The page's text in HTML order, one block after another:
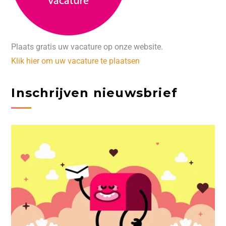
Plaats gratis uw vacature op onze website.
Klik hier om uw vacature te plaatsen
Inschrijven nieuwsbrief